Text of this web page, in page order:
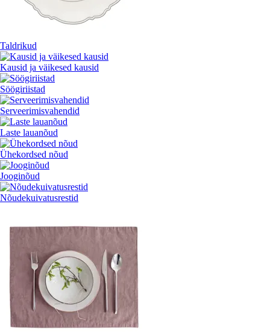
Taldrikud
Kausid ja väikesed kausid
Söögiriistad
Serveerimisvahendid
Laste lauanõud
Ühekordsed nõud
Jooginõud
Nõudekuivatusrestid